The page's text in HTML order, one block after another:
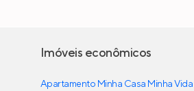
Imóveis econômicos
Apartamento Minha Casa Minha Vida